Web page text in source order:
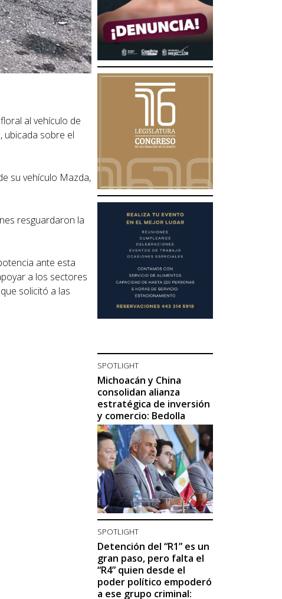
al vehículo de
ubicada sobre el
su vehículo Mazda,
resguardaron la
ante esta
a los sectores
solicitó a las
SPOTLIGHT
Michoacán y China
consolidan alianza
estratégica de inversión
y comercio: Bedolla
SPOTLIGHT
Detención del “R1” es un
gran paso, pero falta el
“R4” quien desde el
poder político empoderó
a ese grupo criminal: